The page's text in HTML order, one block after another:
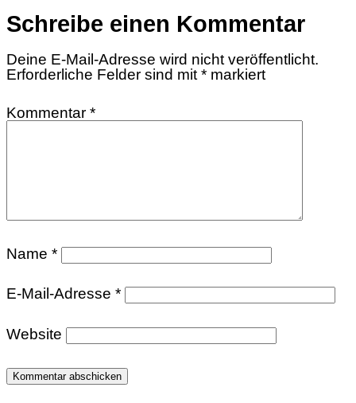
Schreibe einen Kommentar
Deine E-Mail-Adresse wird nicht veröffentlicht.
Erforderliche Felder sind mit * markiert
Kommentar *
Name *
E-Mail-Adresse *
Website